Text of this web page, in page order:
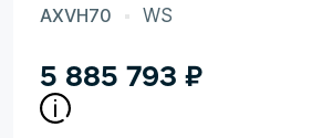
AXVH70 WS
5 885 793 ₽